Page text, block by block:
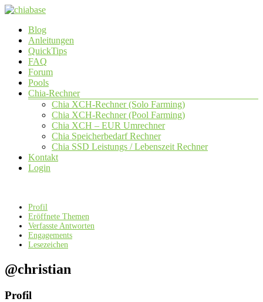
Zum
springen
chiabase
CHIA
Info-
Community
Seite
Menü
Blog
Anleitungen
QuickTips
FAQ
Forum
Pools
Chia-Rechner
Chia XCH-Rechner (Solo Farming)
Chia XCH-Rechner (Pool Farming)
Chia XCH – EUR Umrechner
Chia Speicherbedarf Rechner
Chia SSD Leistungs / Lebenszeit Rechner
Kontakt
Login
Profil
Eröffnete Themen
Verfasste Antworten
Engagements
Lesezeichen
@christian
Profil